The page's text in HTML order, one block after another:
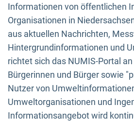
Informationen von öffentlichen
Organisationen in
aus aktuellen Nachrichten,
Hintergrundinformationen und
richtet sich das NUMIS-Portal
Bürgerinnen und Bürger sowie
Nutzer von
Umweltorganisationen und
Informationsangebot wird